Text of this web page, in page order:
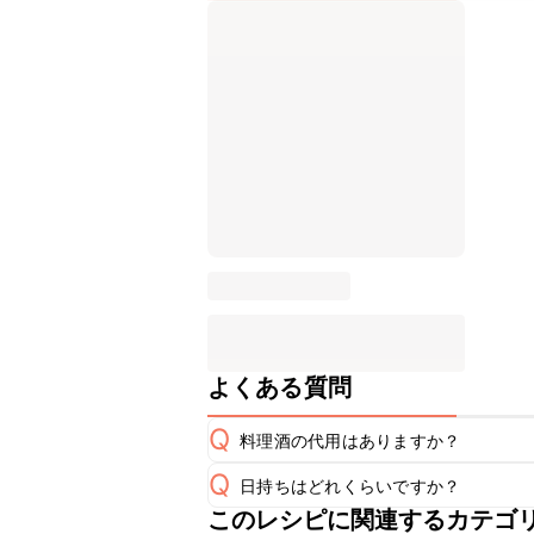
よくある質問
Q 料理酒の代用はありますか？
A
Q 日持ちはどれくらいですか？
このレシピに関連するカテゴ